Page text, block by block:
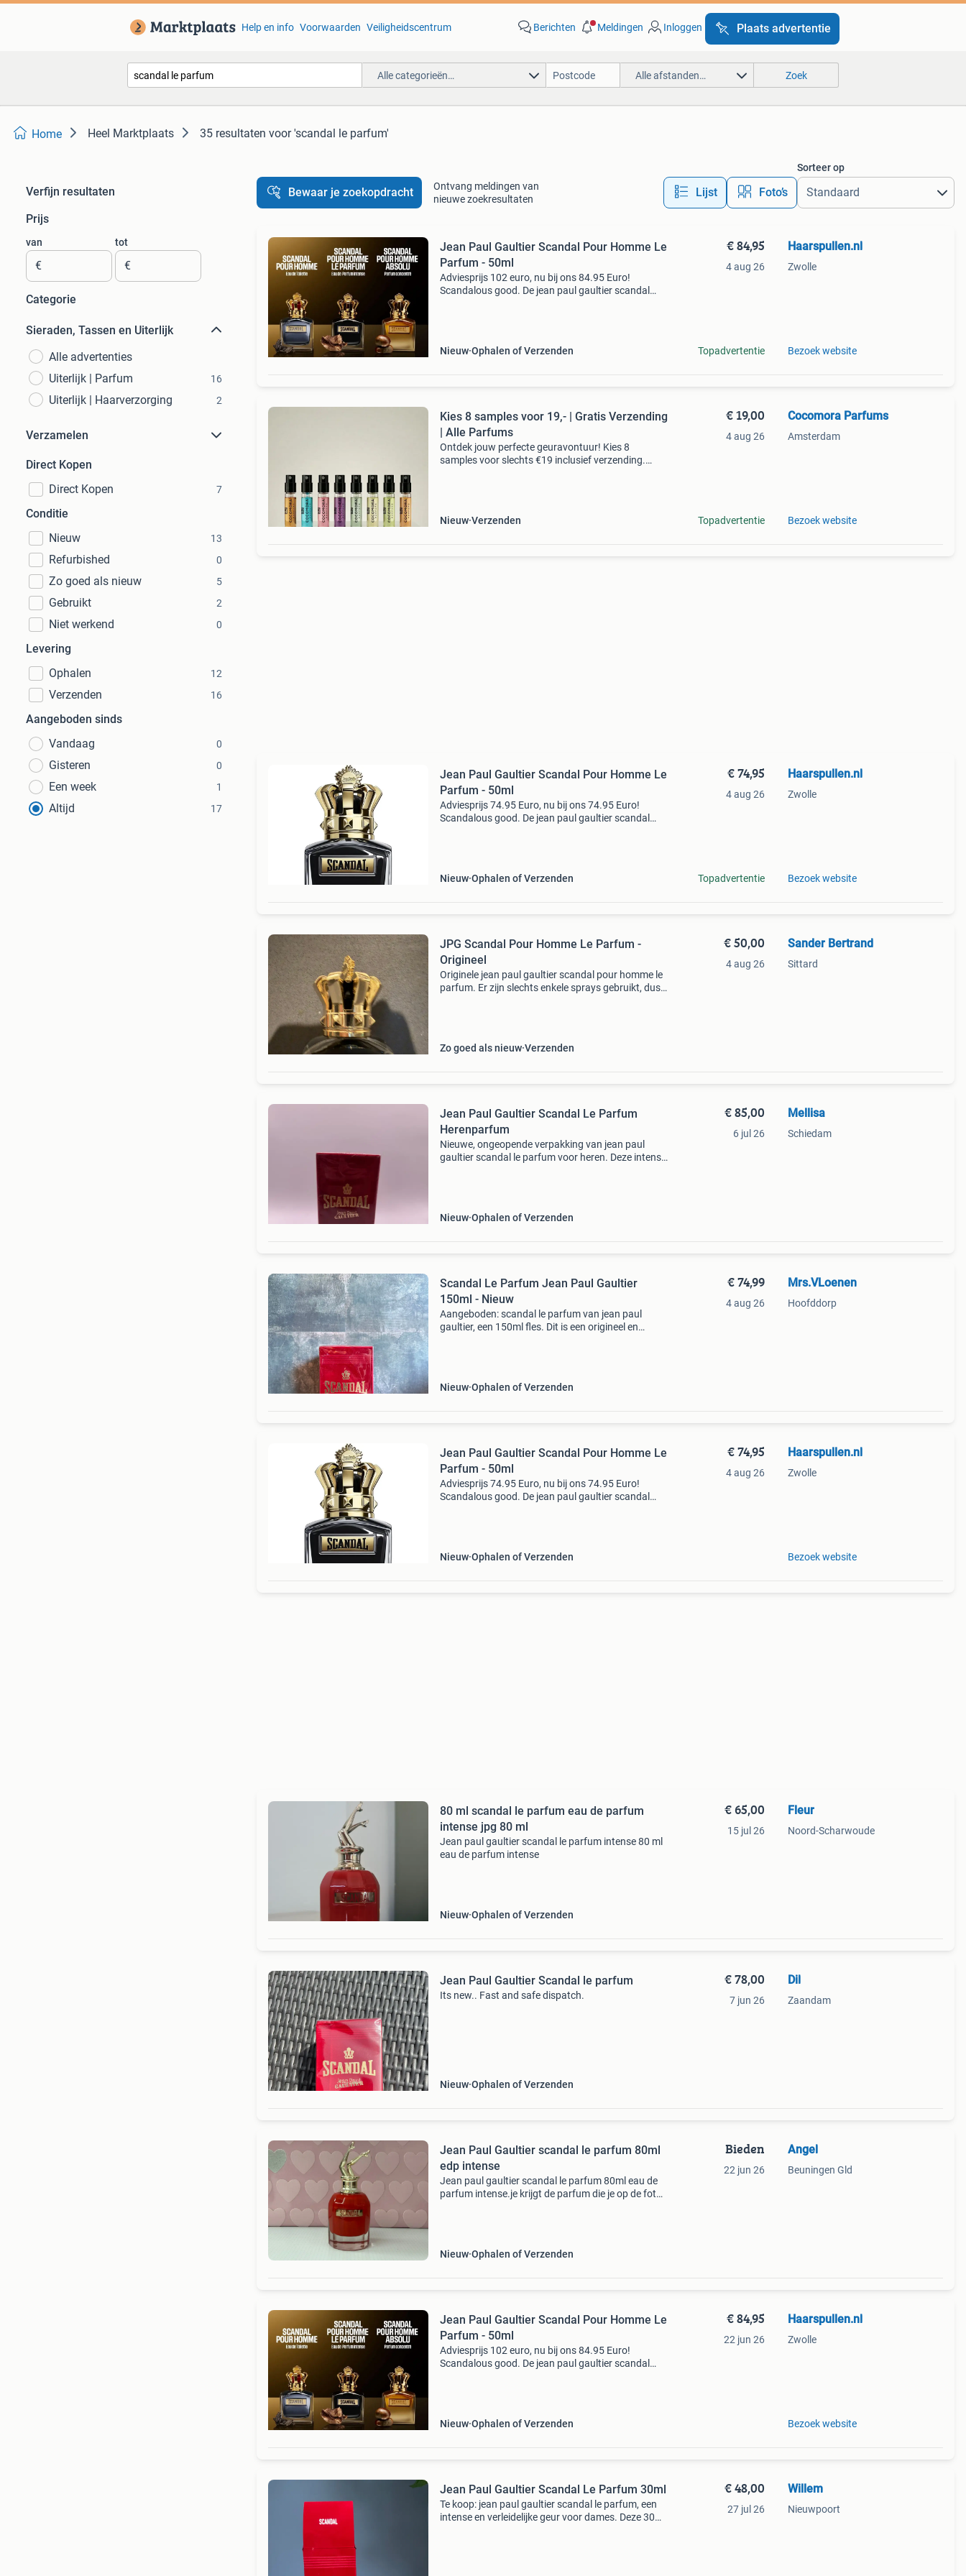
Help en info Voorwaarden Veiligheidscentrum Berichten Meldingen Inloggen Plaats advertentie
Alle categorieën… Alle afstanden… Zoek
Home Heel Marktplaats 35 resultaten voor 'scandal le parfum'
Verfijn resultaten
Prijs
van
€
tot
€
Categorie
Sieraden, Tassen en Uiterlijk
Alle advertenties
Uiterlijk | Parfum
16
Uiterlijk | Haarverzorging 2
Verzamelen
Direct Kopen
Direct Kopen
7
Conditie
Nieuw
13
Refurbished 0
Zo goed als nieuw 5
Gebruikt 2
Niet werkend 0
Levering
Ophalen
12
Verzenden 16
Aangeboden sinds
Vandaag
0
Gisteren 0
Een week 1
Altijd 17
Bewaar je zoekopdracht
Ontvang meldingen van
nieuwe zoekresultaten
Lijst Foto’s
Sorteer op
Jean Paul Gaultier Scandal Pour Homme Le
Parfum - 50ml
Adviesprijs 102 euro, nu bij ons 84.95 Euro!
Scandalous good. De jean paul gaultier scandal
Nieuw Ophalen of Verzenden
€ 84,95
4 aug 26
Topadvertentie
Haarspullen.nl
Zwolle
Bezoek website
Kies 8 samples voor 19,- | Gratis Verzending
| Alle Parfums
Ontdek jouw perfecte geuravontuur! Kies 8
samples voor slechts €19 inclusief verzending.
Nieuw Verzenden
€ 19,00
4 aug 26
Topadvertentie
Cocomora Parfums
Amsterdam
Bezoek website
Jean Paul Gaultier Scandal Pour Homme Le
Parfum - 50ml
Adviesprijs 74.95 Euro, nu bij ons 74.95 Euro!
Scandalous good. De jean paul gaultier scandal
Nieuw Ophalen of Verzenden
€ 74,95
4 aug 26
Topadvertentie
Haarspullen.nl
Zwolle
Bezoek website
JPG Scandal Pour Homme Le Parfum -
Origineel
Originele jean paul gaultier scandal pour homme le
parfum. Er zijn slechts enkele sprays gebruikt, dus
Zo goed als nieuw Verzenden
€ 50,00
4 aug 26
Sander Bertrand
Sittard
Jean Paul Gaultier Scandal Le Parfum
Herenparfum
Nieuwe, ongeopende verpakking van jean paul
gaultier scandal le parfum voor heren. Deze intense
Nieuw Ophalen of Verzenden
€ 85,00
6 jul 26
Mellisa
Schiedam
Scandal Le Parfum Jean Paul Gaultier
150ml - Nieuw
Aangeboden: scandal le parfum van jean paul
gaultier, een 150ml fles. Dit is een origineel en
Nieuw Ophalen of Verzenden
€ 74,99
4 aug 26
Mrs.VLoenen
Hoofddorp
Jean Paul Gaultier Scandal Pour Homme Le
Parfum - 50ml
Adviesprijs 74.95 Euro, nu bij ons 74.95 Euro!
Scandalous good. De jean paul gaultier scandal
Nieuw Ophalen of Verzenden
€ 74,95
4 aug 26
Haarspullen.nl
Zwolle
Bezoek website
80 ml scandal le parfum eau de parfum
intense jpg 80 ml
Jean paul gaultier scandal le parfum intense 80 ml
eau de parfum intense
Nieuw Ophalen of Verzenden
€ 65,00
15 jul 26
Fleur
Noord-Scharwoude
Jean Paul Gaultier Scandal le parfum
Its new.. Fast and safe dispatch.
Nieuw Ophalen of Verzenden
€ 78,00
7 jun 26
Dil
Zaandam
Jean Paul Gaultier scandal le parfum 80ml
edp intense
Jean paul gaultier scandal le parfum 80ml eau de
parfum intense.je krijgt de parfum die je op de foto
Nieuw Ophalen of Verzenden
Bieden
22 jun 26
Angel
Beuningen Gld
Jean Paul Gaultier Scandal Pour Homme Le
Parfum - 50ml
Adviesprijs 102 euro, nu bij ons 84.95 Euro!
Scandalous good. De jean paul gaultier scandal
Nieuw Ophalen of Verzenden
€ 84,95
22 jun 26
Haarspullen.nl
Zwolle
Bezoek website
Jean Paul Gaultier Scandal Le Parfum 30ml
Te koop: jean paul gaultier scandal le parfum, een
intense en verleidelijke geur voor dames. Deze 30ml
€ 48,00
27 jul 26
Willem
Nieuwpoort